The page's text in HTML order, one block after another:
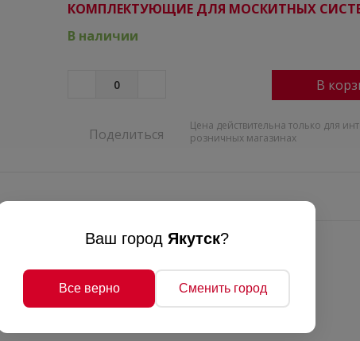
Ваш город Якутск?
Все верно Сменить город
КОМПЛЕКТУЮЩИЕ ДЛЯ МОСКИТНЫХ
В наличии
В
Поделиться
Цена действительна только для
розничных магазинах
50623 меттал